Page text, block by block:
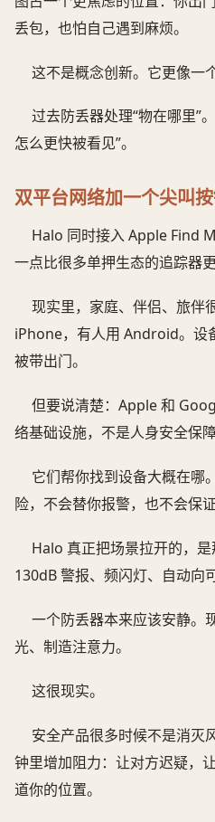
丢包，也怕自己遇到麻烦。
这不是概念创新。它更像一
过去防丢器处理“物在哪里”
怎么更快被看见”。
双平台网络加一个尖叫
Halo 同时接入 Apple Find
一点比很多单押生态的追踪器更
现实里，家庭、伴侣、旅伴
iPhone，有人用 Android。设
被带出门。
但要说清楚：Apple 和
络基础设施，不是人身安全保障
它们帮你找到设备大概在哪
险，不会替你报警，也不会保
Halo 真正把场景拉开的，是
130dB 警报、频闪灯、自动向
一个防丢器本来应该安静。
光、制造注意力。
这很现实。
安全产品很多时候不是消灭
钟里增加阻力：让对方迟疑，
道你的位置。